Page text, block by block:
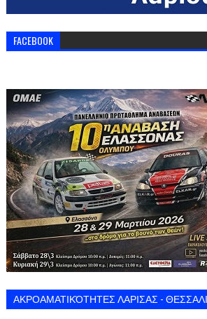
FACEBOOK
ΑΚΡΟΑΜΑΤΙΚΌΤΗΤΕΣ ΛΑΡΙΣΑΣ -